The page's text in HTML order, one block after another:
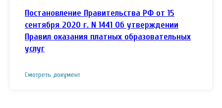
Постановление Правительства РФ от 15
сентября 2020 г. N 1441 Об утверждении
Правил оказания платных образовательных
услуг
Смотреть документ